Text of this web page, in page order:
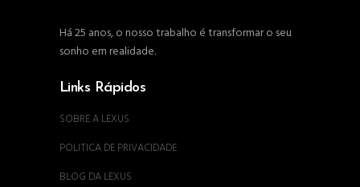
Há 25 anos, o nosso trabalho é transformar o seu
sonho em realidade.
Links Rápidos
SOBRE A LEXUS
POLITICA DE PRIVACIDADE
BLOG DA LEXUS